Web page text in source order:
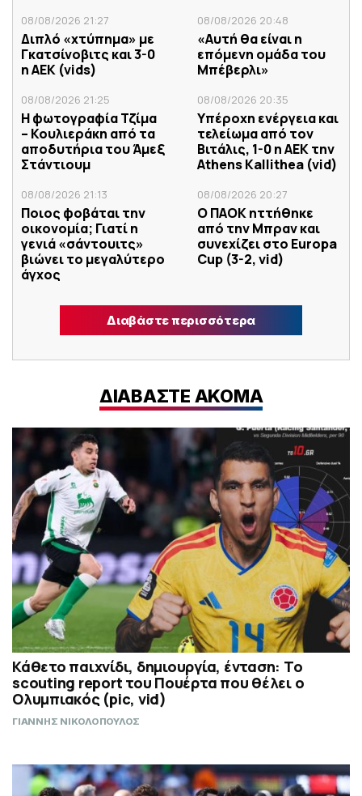
08/08/2026 21:27
Διπλό «χτύπημα» με
Γκατσίνοβιτς και 3-0
η ΑΕΚ (vids)
08/08/2026 21:25
Η φωτογραφία Τζίμα
– Κουλιεράκη από τα
αποδυτήρια του Άμεξ
Στάντιουμ
08/08/2026 21:13
Ποιος φοβάται την
οικονομία; Γιατί η
γενιά «σάντουιτς»
βιώνει το μεγαλύτερο
άγχος
08/08/2026 20:48
«Αυτή θα είναι η
επόμενη ομάδα του
Μπέβερλι»
08/08/2026 20:35
Υπέροχη ενέργεια και
τελείωμα από τον
Βιτάλις, 1-0 η ΑΕΚ την
Athens Kallithea (vid)
08/08/2026 20:27
Ο ΠΑΟΚ ηττήθηκε
από την Μπραν και
συνεχίζει στο Europa
Cup (3-2, vid)
Διαβάστε περισσότερα
ΔΙΑΒΑΣΤΕ ΑΚΟΜΑ
Κάθετο παιχνίδι, δημιουργία, ένταση: Το
scouting report του Πουέρτα που θέλει ο
Ολυμπιακός (pic, vid)
ΓΙΑΝΝΗΣ ΝΙΚΟΛΟΠΟΥΛΟΣ